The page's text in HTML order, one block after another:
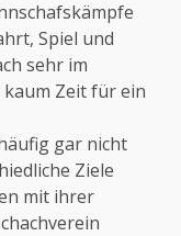
Spiel und
sehr im
Zeit für ein
gar nicht
Ziele
mit ihrer